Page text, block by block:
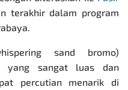
terakhir dalam program
sand bromo)
yang sangat luas dan
percutian menarik di